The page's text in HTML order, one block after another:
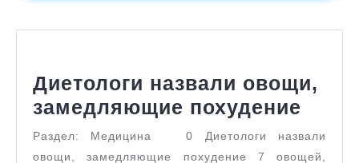
Диетологи назвали овощи,
замедляющие похудение
Раздел: Медицина 0 Диетологи назвали
овощи, замедляющие похудение 7 овощей,